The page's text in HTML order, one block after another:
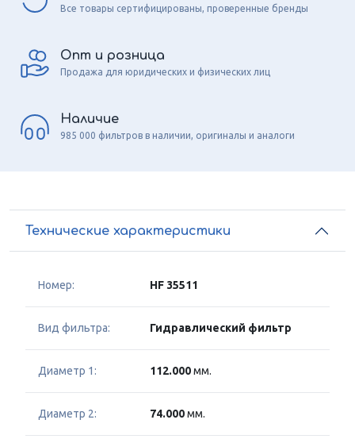
Все товары сертифицированы, проверенные бренды
Опт и розница
Продажа для юридических и физических лиц
Наличие
985 000 фильтров в наличии, оригиналы и аналоги
Технические характеристики
Номер: HF 35511
Вид фильтра: Гидравлический фильтр
Диаметр 1: 112.000мм.
Диаметр 2: 74.000мм.